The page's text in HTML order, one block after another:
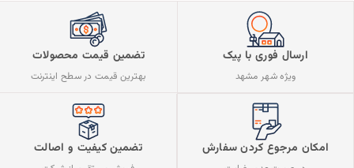
ارسال فوری با پیک
ویژه شهر مشهد
تضمین قیمت محصولات
بهترین قیمت در سطح اینترنت
امکان مرجوع کردن سفارش تضمین کیفیت و اصالت